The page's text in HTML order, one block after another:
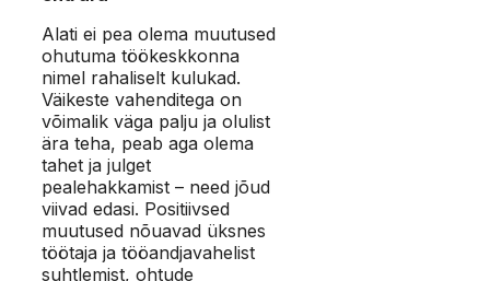
Alati ei pea olema muutused
ohutuma töökeskkonna
nimel rahaliselt kulukad.
Väikeste vahenditega on
võimalik väga palju ja olulist
ära teha, peab aga olema
tahet ja julget
pealehakkamist – need jõud
viivad edasi. Positiivsed
muutused nõuavad üksnes
töötaja ja tööandjavahelist
suhtlemist, ohtude